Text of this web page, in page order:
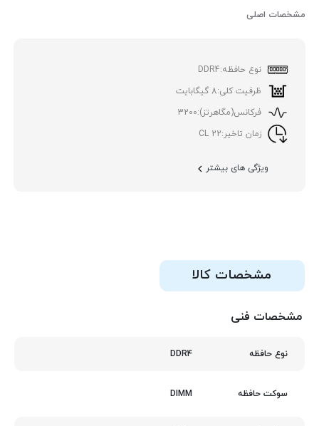
مشخصات اصلی
نوع حافظه:DDR4
ظرفیت کلی:8 گیگابایت
فرکانس(مگاهرتز):3200
زمان تاخیر:22 CL
ویژگی های بیشتر
مشخصات کالا
مشخصات فنی
نوع حافظه DDR4
سوکت حافظه DIMM